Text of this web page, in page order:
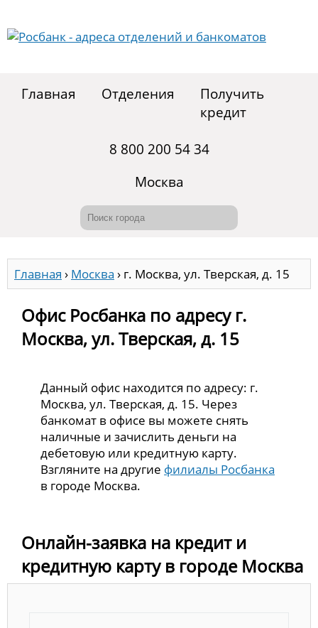
Главная Отделения
Получить
кредит
8 800 200 54 34
Москва
Главная › Москва › г. Москва, ул. Тверская, д. 15
Офис Росбанка по адресу г.
Москва, ул. Тверская, д. 15
Данный офис находится по адресу: г.
Москва, ул. Тверская, д. 15. Через
банкомат в офисе вы можете снять
наличные и зачислить деньги на
дебетовую или кредитную карту.
Взгляните на другие филиалы Росбанка
в городе Москва.
Онлайн-заявка на кредит и
кредитную карту в городе Москва